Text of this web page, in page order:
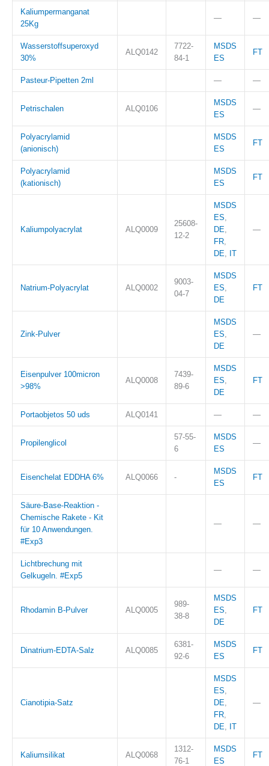
Kaliumpermanganat
25Kg
— —
Wasserstoffsuperoxyd
30%
ALQ0142
7722-
84-1
MSDS
ES
FT
Pasteur-Pipetten 2ml — —
Petrischalen ALQ0106
MSDS
ES
—
Polyacrylamid
(anionisch)
MSDS
ES
FT
Polyacrylamid
(kationisch)
MSDS
ES
FT
Kaliumpolyacrylat ALQ0009
25608-
12-2
MSDS
ES,
DE,
FR,
DE, IT
—
Natrium-Polyacrylat ALQ0002
9003-
04-7
MSDS
ES,
DE
FT
Zink-Pulver
MSDS
ES,
DE
—
Eisenpulver 100micron
>98%
ALQ0008
7439-
89-6
MSDS
ES,
DE
FT
Portaobjetos 50 uds ALQ0141 — —
Propilenglicol
57-55-
6
MSDS
ES
—
Eisenchelat EDDHA 6% ALQ0066 -
MSDS
ES
FT
Säure-Base-Reaktion -
Chemische Rakete - Kit
für 10 Anwendungen.
#Exp3
— —
Lichtbrechung mit
Gelkugeln. #Exp5
— —
Rhodamin B-Pulver ALQ0005
989-
38-8
MSDS
ES,
DE
FT
Dinatrium-EDTA-Salz ALQ0085
6381-
92-6
MSDS
ES
FT
Cianotipia-Satz
MSDS
ES,
DE,
FR,
DE, IT
—
Kaliumsilikat ALQ0068
1312-
76-1
MSDS
ES
FT